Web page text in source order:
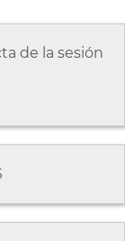
de la sesión